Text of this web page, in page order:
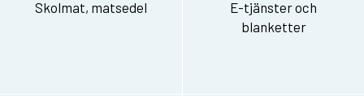
Skolmat, matsedel
E-tjänster och
blanketter